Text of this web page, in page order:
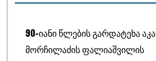
90-ᲘᲐᲜᲘ ᲬᲚᲔᲑᲘᲡ ᲒᲐᲠᲓᲐᲢᲔᲮᲐ ᲐᲙᲐ
ᲛᲝᲠᲩᲘᲚᲐᲫᲘᲡ ᲤᲐᲚᲘᲐᲨᲕᲘᲚᲘᲡ